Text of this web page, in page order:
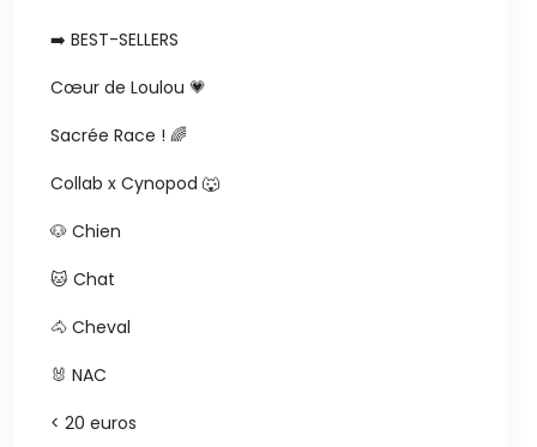
➡️ BEST-SELLERS
Cœur de Loulou 💗
Sacrée Race ! 🌈
Collab x Cynopod 🐺
🐶 Chien
🐱 Chat
🐴 Cheval
🐰 NAC
< 20 euros